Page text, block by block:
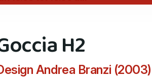
H2
Andrea Branzi (2003)